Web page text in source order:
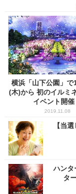
横浜「山下公園」で
(木)から 初のイルミ
イベント開催
2019.11.08
【当
ハンタ
タ